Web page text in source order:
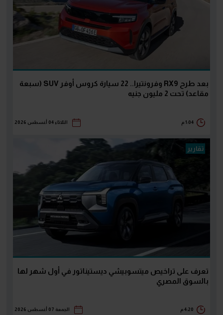
بعد طرح RX9 وفرونتيرا.. 22 سيارة كروس أوفر SUV (سبعة
مقاعد) تحت 2 مليون جنيه
1:04 م الثلاثاء 04 أغسطس 2026
تقارير
تعرف على تراخيص ميتسوبيشي ديستيناتور في أول شهر لها
بالسوق المصري
4:20 م الجمعة 07 أغسطس 2026